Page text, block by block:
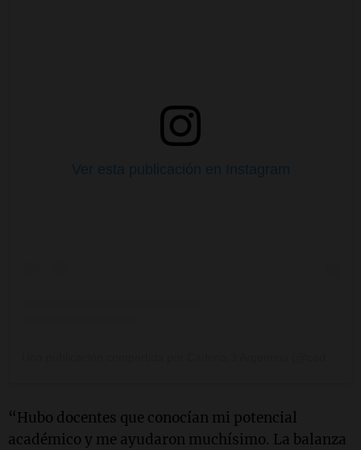
Ver esta publicación en Instagram
“Hubo docentes que conocían mi potencial
académico y me ayudaron muchísimo. La balanza